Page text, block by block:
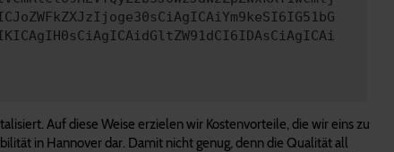
Auf diese Weise erzielen wir Kostenvorteile, die wir eins zu
in Hannover dar. Damit nicht genug, denn die Qualität all